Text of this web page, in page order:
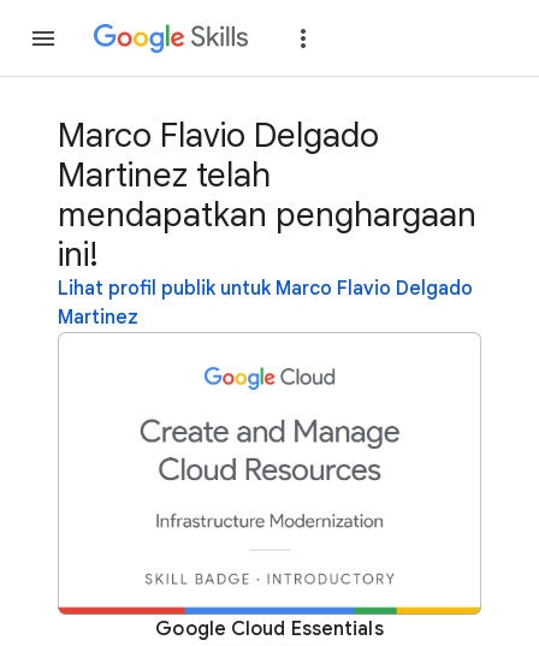
Marco Flavio Delgado
Martinez telah
mendapatkan penghargaan
ini!
Lihat profil publik untuk Marco Flavio Delgado
Martinez